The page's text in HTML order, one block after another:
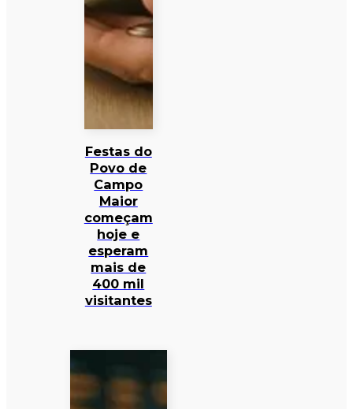
Festas do
Povo de
Campo
Maior
começam
hoje e
esperam
mais de
400 mil
visitantes